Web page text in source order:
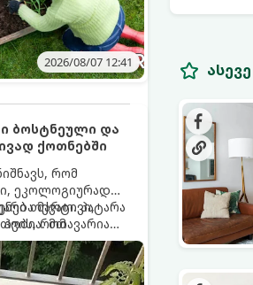
2026/08/07 12:41
ბოსტნეული და
ქოთნებში
რომ
ეკოლოგიურად
თქვათ. პატარა
რომ
მწვანილსა
მარტივი,
მთავარია
ეგუებიან
და როგორ